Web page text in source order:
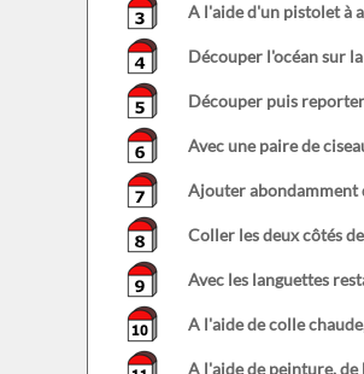
A l'aide d'un pistolet à
Découper l'océan sur
Découper puis
Avec une paire de
Ajouter abondamment
Coller les deux côtés
Avec les languettes
A l'aide de colle
A l'aide de peinture,